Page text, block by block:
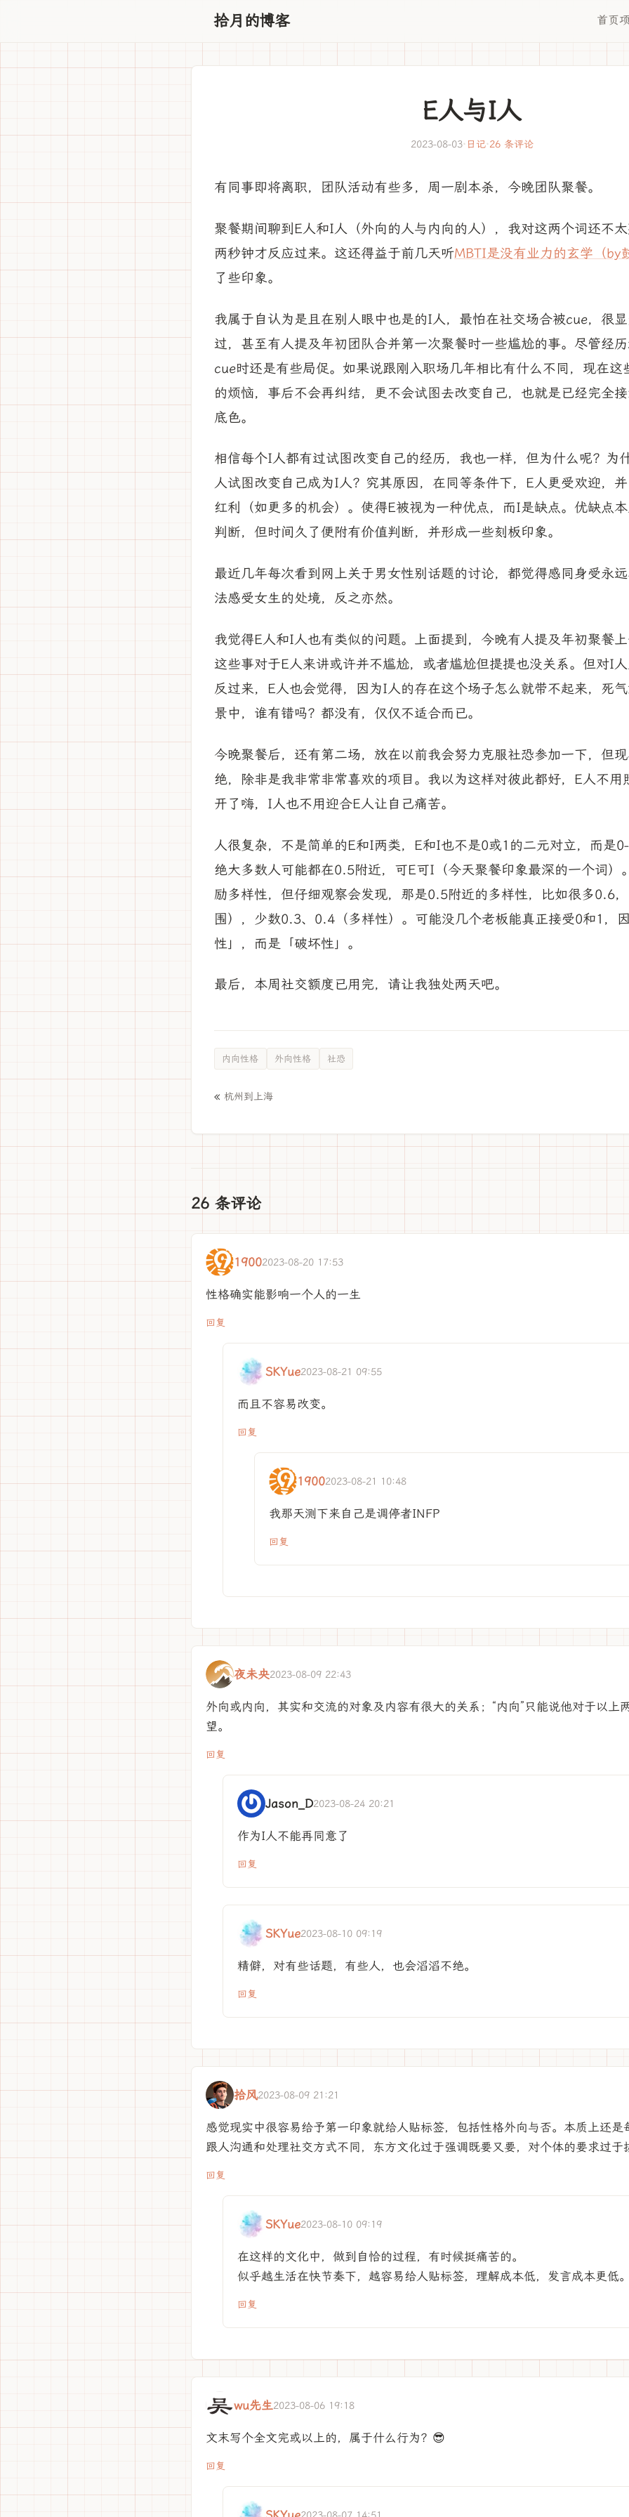
拾月的博客 首页
E人与I人
2023-08-03· 日记·26 条评论
有同事即将离职，团队活动有些多，周一剧本杀，今晚团队聚餐。
聚餐期间聊到E人和I人（外向的人与内向的人），我对这两个词还不
两秒钟才反应过来。这还得益于前几天听MBTI是没有业力的玄学（by
了些印象。
我属于自认为是且在别人眼中也是的I人，最怕在社交场合被cue，很
过，甚至有人提及年初团队合并第一次聚餐时一些尴尬的事。尽管经
cue时还是有些局促。如果说跟刚入职场几年相比有什么不同，现在这
的烦恼，事后不会再纠结，更不会试图去改变自己，也就是已经完全
底色。
相信每个I人都有过试图改变自己的经历，我也一样，但为什么呢？为
人试图改变自己成为I人？究其原因，在同等条件下，E人更受欢迎，
红利（如更多的机会）。使得E被视为一种优点，而I是缺点。优缺点
判断，但时间久了便附有价值判断，并形成一些刻板印象。
最近几年每次看到网上关于男女性别话题的讨论，都觉得感同身受永
法感受女生的处境，反之亦然。
我觉得E人和I人也有类似的问题。上面提到，今晚有人提及年初聚餐
这些事对于E人来讲或许并不尴尬，或者尴尬但提提也没关系。但对I
反过来，E人也会觉得，因为I人的存在这个场子怎么就带不起来，死
景中，谁有错吗？都没有，仅仅不适合而已。
今晚聚餐后，还有第二场，放在以前我会努力克服社恐参加一下，但
绝，除非是我非常非常喜欢的项目。我以为这样对彼此都好，E人不用
开了嗨，I人也不用迎合E人让自己痛苦。
人很复杂，不是简单的E和I两类，E和I也不是0或1的二元对立，而是
绝大多数人可能都在0.5附近，可E可I（今天聚餐印象最深的一个词）
励多样性，但仔细观察会发现，那是0.5附近的多样性，比如很多0.6
围），少数0.3、0.4（多样性）。可能没几个老板能真正接受0和1，
性」，而是「破坏性」。
最后，本周社交额度已用完，请让我独处两天吧。
内向性格 外向性格 社恐
« 杭州到上海
26 条评论
19002023-08-20 17:53
性格确实能影响一个人的一生
回复
SKYue2023-08-21 09:55
而且不容易改变。
回复
19002023-08-21 10:48
我那天测下来自己是调停者INFP
回复
夜未央2023-08-09 22:43
外向或内向，其实和交流的对象及内容有很大的关系；“内向”只能说他对于以上
望。
回复
Jason_D2023-08-24 20:21
作为I人不能再同意了
回复
SKYue2023-08-10 09:19
精僻，对有些话题，有些人，也会滔滔不绝。
回复
拾风2023-08-09 21:21
感觉现实中很容易给予第一印象就给人贴标签，包括性格外向与否。本质上还是
跟人沟通和处理社交方式不同，东方文化过于强调既要又要，对个体的要求过于
回复
SKYue2023-08-10 09:19
在这样的文化中，做到自恰的过程，有时候挺痛苦的。
似乎越生活在快节奏下，越容易给人贴标签，理解成本低，发言成本更低
回复
wu先生2023-08-06 19:18
文末写个全文完或以上的，属于什么行为？😎
回复
2023-08-07 14:51